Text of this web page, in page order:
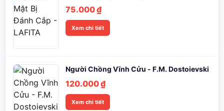
75.000₫
Xem chi tiết
Người Chồng Vĩnh Cửu - F.M. Dostoievski
120.000₫
Xem chi tiết